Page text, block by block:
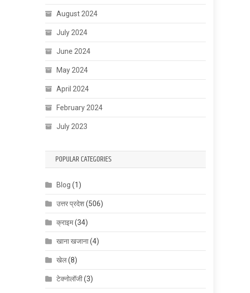
August 2024
July 2024
June 2024
May 2024
April 2024
February 2024
July 2023
POPULAR CATEGORIES
Blog (1)
उत्तर प्रदेश(506)
क्राइम(34)
खाना खजाना(4)
खेल(8)
टेक्नोलॉजी(3)